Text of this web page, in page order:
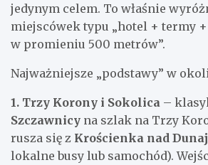
jedynym celem. To właśnie
miejscówek typu „hotel + termy
w promieniu 500 metrów”.
Najważniejsze „podstawy” w
1. Trzy Korony i Sokolica –
Szczawnicy na szlak na Trzy
rusza się z Krościenka nad
lokalne busy lub samochód).